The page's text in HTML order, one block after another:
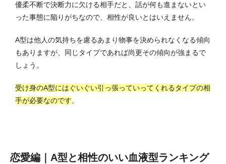
優柔不断で決断力に欠ける相手だと、話が何も進まないとい
った事態に陥りがちなので、相性が良いとはいえません。
A型は他人の気持ちを慮るあまり物事を決められなくなる傾向
もありますが、同じタイプであれば尚更その傾向が強まるで
しょう。
受け身のA型にはぐいぐい引っ張っていってくれるタイプの相
手が必要なのです。
恋愛編｜A型と相性のいい血液型ランキング